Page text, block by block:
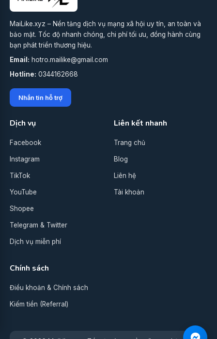
MaiLike.xyz – Nền tảng dịch vụ mạng xã hội uy tín, an toàn và
bảo mật. Tốc độ nhanh chóng, chi phí tối ưu, đồng hành cùng
bạn phát triển thương hiệu.
Email: hotro.mailike@gmail.com
Hotline: 0344162668
Nhắn tin hỗ trợ
Dịch vụ
Facebook
Instagram
TikTok
YouTube
Shopee
Telegram & Twitter
Dịch vụ miễn phí
Liên kết nhanh
Trang chủ
Blog
Liên hệ
Tài khoản
Chính sách
Điều khoản & Chính sách
Kiếm tiền (Referral)